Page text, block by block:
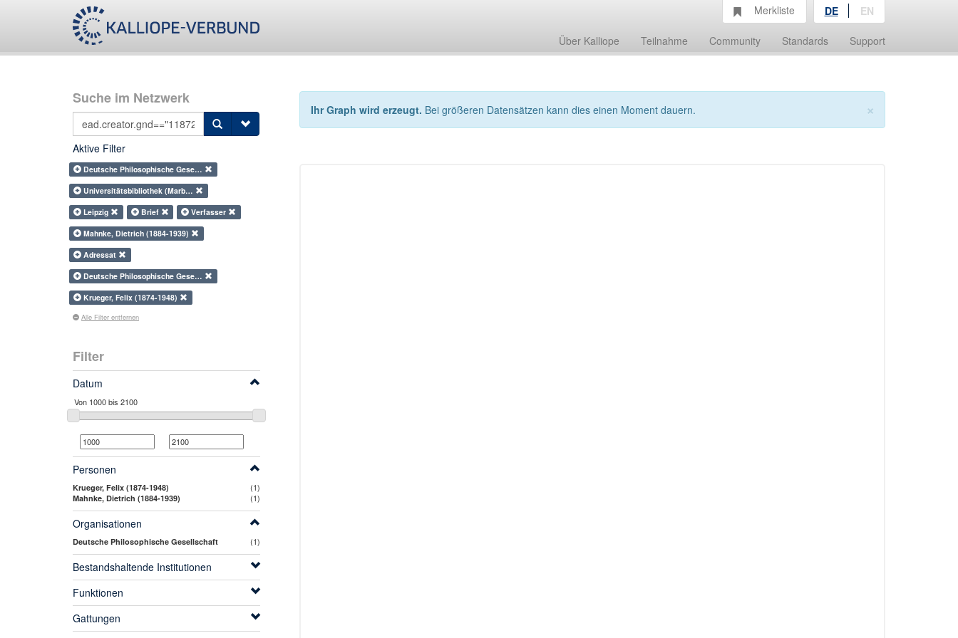
Über Kalliope Teilnahme Community Standards Support
Merkliste DE EN
Suche im Netzwerk
Aktive Filter
Deutsche Philosophische Gese…
Universitätsbibliothek (Marb…
Leipzig
Brief
Verfasser
Mahnke, Dietrich (1884-1939)
Adressat
Deutsche Philosophische Gese…
Krueger, Felix (1874-1948)
Alle Filter entfernen
Filter
Datum
Personen
Krueger, Felix (1874-1948) (1)
Mahnke, Dietrich (1884-1939) (1)
Organisationen
Deutsche Philosophische Gesellschaft (1)
Bestandshaltende Institutionen
Funktionen
Gattungen
×
Ihr Graph wird erzeugt. Bei größeren Datensätzen kann dies einen Moment dauern.